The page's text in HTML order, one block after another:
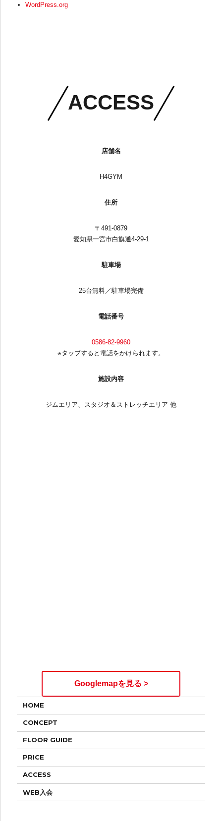
WordPress.org
ACCESS
店舗名
H4GYM
住所
〒491-0879
愛知県一宮市白旗通4-29-1
駐車場
25台無料／駐車場完備
電話番号
0586-82-9960
※タップすると電話をかけられます。
施設内容
ジムエリア、スタジオ＆ストレッチエリア 他
Googlemapを見る >
HOME
CONCEPT
FLOOR GUIDE
PRICE
ACCESS
WEB入会